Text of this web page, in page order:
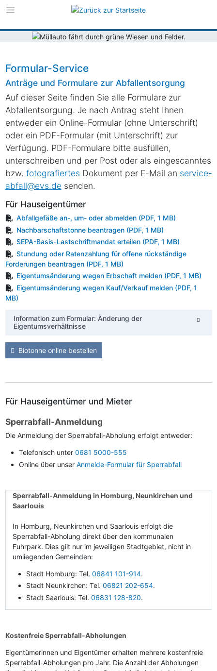
Zur Navigation
Zum Inhalt
Formular-Service
Anträge und Formulare zur Abfallentsorgung
Auf dieser Seite finden Sie alle Formulare zur
Abfallentsorgung. Je nach Antrag steht Ihnen
entweder ein Online-Formular (ohne Unterschrift)
oder ein PDF-Formular (mit Unterschrift) zur
Verfügung. PDF-Formulare bitte ausfüllen,
unterschreiben und per Post oder als eingescanntes
bzw. fotografiertes Dokument per E-Mail an service-
abfall@evs.desenden.
Für Hauseigentümer
Abfallgefäße an-, um- oder abmelden(PDF, 1 MB)
Nachbarschaftstonne beantragen(PDF, 1 MB)
SEPA-Basis-Lastschriftmandat erteilen(PDF, 1 MB)
Stundung oder Ratenzahlung für offene rückständige
Forderungen beantragen(PDF, 1 MB)
Eigentumsänderung wegen Erbschaft melden(PDF, 1 MB)
Eigentumsänderung wegen Kauf/Verkauf melden(PDF, 1
MB)
Information zum Formular: Änderung der
Eigentumsverhältnisse
Biotonne online bestellen
Für Hauseigentümer und Mieter
Sperrabfall-Anmeldung
Die Anmeldung der Sperrabfall-Abholung erfolgt entweder:
Telefonisch unter 0681 5000-555
Online über unser Anmelde-Formular für Sperrabfall
Sperrabfall-Anmeldung in Homburg, Neunkirchen und
Saarlouis
In Homburg, Neunkirchen und Saarlouis erfolgt die
Sperrabfall-Abholung direkt über den kommunalen
Fuhrpark. Dies gilt nur im jeweiligen Stadtgebiet, nicht in
umliegenden Gemeinden:
Stadt Homburg: Tel. 06841 101-914.
Stadt Neunkirchen: Tel. 06821 202-654.
Stadt Saarlouis: Tel. 06831 128-820.
Kostenfreie Sperrabfall-Abholungen
Eigentümerinnen und Eigentümer erhalten mehrere kostenfreie
Sperrabfall-Abholungen pro Jahr. Die Anzahl der Abholungen